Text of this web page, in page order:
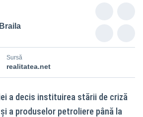
Sursă
realitatea.net
a decis instituirea stării de criză
a produselor petroliere până la